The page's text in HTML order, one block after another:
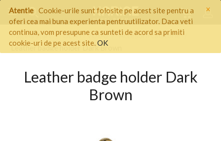
×
Atentie Cookie-urile sunt folosite pe acest site pentru a
oferi cea mai buna experienta pentruutilizator. Daca veti
continua, vom presupune ca sunteti de acord sa primiti
cookie-uri de pe acest site.OK
Pagina start / GENTI VOIAJ / Accesorii calatorie
Leather badge holder Dark Brown
Leather badge holder Dark
Brown